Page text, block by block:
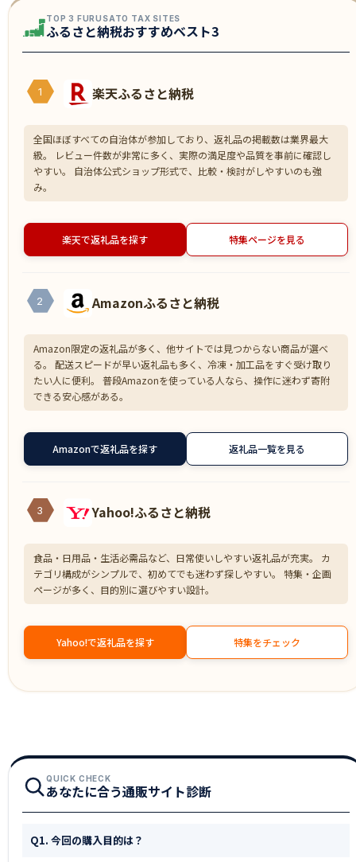
TOP 3 FURUSATO TAX SITES
ふるさと納税おすすめベスト3
1 楽天ふるさと納税
全国ほぼすべての自治体が参加しており、返礼品の掲載数は業界最大
級。 レビュー件数が非常に多く、実際の満足度や品質を事前に確認し
やすい。 自治体公式ショップ形式で、比較・検討がしやすいのも強
み。
楽天で返礼品を探す 特集ページを見る
2 Amazonふるさと納税
Amazon限定の返礼品が多く、他サイトでは見つからない商品が選べ
る。 配送スピードが早い返礼品も多く、冷凍・加工品をすぐ受け取り
たい人に便利。 普段Amazonを使っている人なら、操作に迷わず寄附
できる安心感がある。
Amazonで返礼品を探す 返礼品一覧を見る
3 Yahoo!ふるさと納税
食品・日用品・生活必需品など、日常使いしやすい返礼品が充実。 カ
テゴリ構成がシンプルで、初めてでも迷わず探しやすい。 特集・企画
ページが多く、目的別に選びやすい設計。
Yahoo!で返礼品を探す 特集をチェック
QUICK CHECK
あなたに合う通販サイト診断
Q1. 今回の購入目的は？